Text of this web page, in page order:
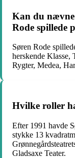
Kan du nævne
Rode spillede
Søren Rode
herskende Klasse,
Rygter, Medea,
Hvilke roller
Efter 1991 havde
stykke 13
Gladsaxe Teater.